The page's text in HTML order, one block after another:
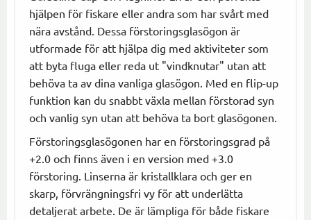
hjälpen för fiskare eller andra som har svårt med
nära avstånd. Dessa förstoringsglasögon är
utformade för att hjälpa dig med aktiviteter som
att byta fluga eller reda ut "vindknutar" utan att
behöva ta av dina vanliga glasögon. Med en flip-up
funktion kan du snabbt växla mellan förstorad syn
och vanlig syn utan att behöva ta bort glasögonen.
Förstoringsglasögonen har en förstoringsgrad på
+2.0 och finns även i en version med +3.0
förstoring. Linserna är kristallklara och ger en
skarp, förvrängningsfri vy för att underlätta
detaljerat arbete. De är lämpliga för både fiskare